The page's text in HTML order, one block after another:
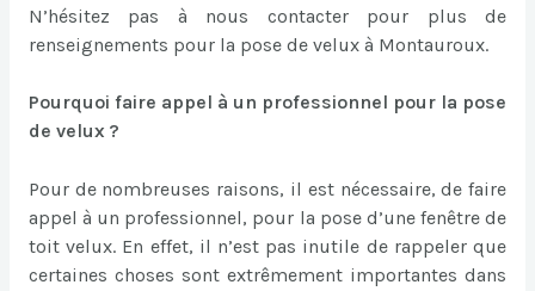
N’hésitez pas à nous contacter pour plus de
renseignements pour la pose de velux à Montauroux.
Pourquoi faire appel à un professionnel pour la pose
de velux ?
Pour de nombreuses raisons, il est nécessaire, de faire
appel à un professionnel, pour la pose d’une fenêtre de
toit velux. En effet, il n’est pas inutile de rappeler que
certaines choses sont extrêmement importantes dans